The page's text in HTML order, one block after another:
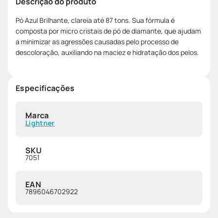
Pó Azul Brilhante, clareia até 87 tons. Sua fórmula é
composta por micro cristais de pó de diamante, que ajudam
a minimizar as agressões causadas pelo processo de
descoloração, auxiliando na maciez e hidratação dos pelos.
Especificações
Marca
Lightner
SKU
7051
EAN
7896046702922